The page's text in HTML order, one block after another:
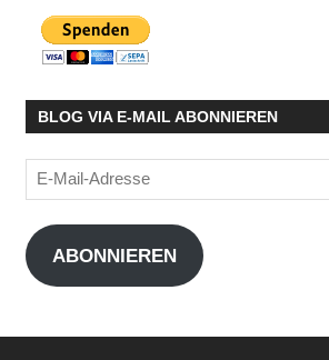
BLOG VIA E-MAIL ABONNIEREN
E-
Mail-
Adresse
ABONNIEREN